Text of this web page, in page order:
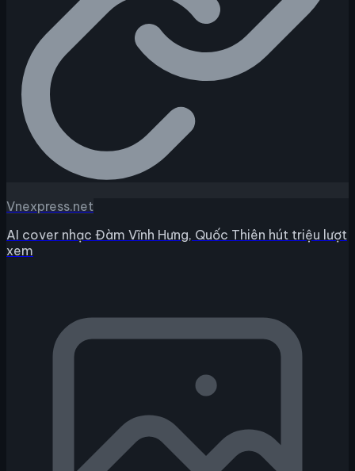
Vnexpress.net
AI cover nhạc Đàm Vĩnh Hưng, Quốc Thiên hút triệu lượt
xem